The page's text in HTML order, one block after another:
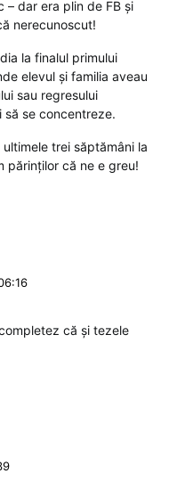
– dar era plin de FB și
nerecunoscut!
la finalul primului
elevul și familia aveau
sau regresului
se concentreze.
trei săptămâni la
părinților că ne e greu!
că și tezele